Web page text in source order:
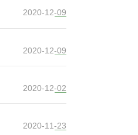
2020-12-09
2020-12-09
2020-12-02
2020-11-23